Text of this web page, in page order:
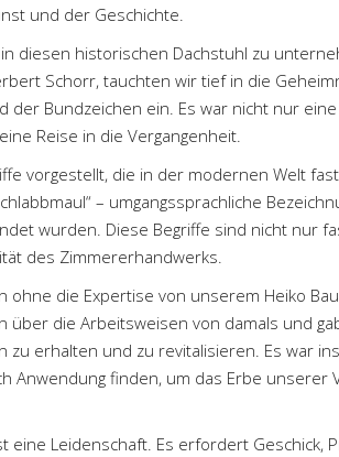
und der Geschichte.
diesen historischen Dachstuhl zu
Schorr, tauchten wir tief in die
Bundzeichen ein. Es war nicht nur
Reise in die Vergangenheit.
vorgestellt, die in der modernen Welt
– umgangssprachliche
wurden. Diese Begriffe sind nicht nur
des Zimmererhandwerks.
die Expertise von unserem Heiko
die Arbeitsweisen von damals und
zu erhalten und zu revitalisieren. Es war
Anwendung finden, um das Erbe unserer
Leidenschaft. Es erfordert Geschick,